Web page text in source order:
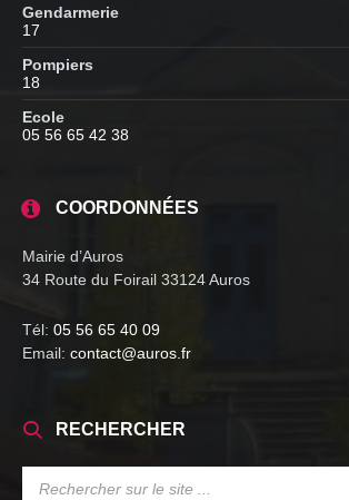
Gendarmerie
17
Pompiers
18
Ecole
05 56 65 42 38
COORDONNÉES
Mairie d’Auros
34 Route du Foirail 33124 Auros
Tél: 05 56 65 40 09
Email: contact@auros.fr
RECHERCHER